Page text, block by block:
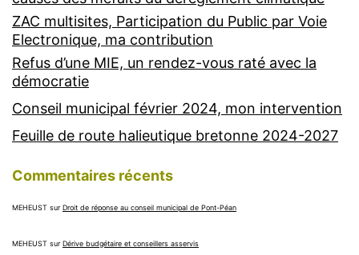
ZAC multisites, Participation du Public par Voie
Electronique, ma contribution
Refus d’une MIE, un rendez-vous raté avec la
démocratie
Conseil municipal février 2024, mon intervention
Feuille de route halieutique bretonne 2024-2027
Commentaires récents
MEHEUST surDroit de réponse au conseil municipal de Pont-Péan
MEHEUST surDérive budgétaire et conseillers asservis